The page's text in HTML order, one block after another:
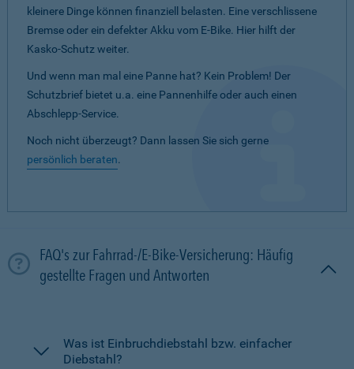
kleinere Dinge können finanziell belasten. Eine verschlissene
Bremse oder ein defekter Akku vom E-Bike. Hier hilft der
Kasko-Schutz weiter.
Und wenn man mal eine Panne hat? Kein Problem! Der
Schutzbrief bietet u.a. eine Pannenhilfe oder auch einen
Abschlepp-Service.
Noch nicht überzeugt? Dann lassen Sie sich gerne
persönlich beraten.
FAQ's zur Fahrrad-/E-Bike-Versicherung: Häufig
gestellte Fragen und Antworten
Was ist Einbruchdiebstahl bzw. einfacher
Diebstahl?